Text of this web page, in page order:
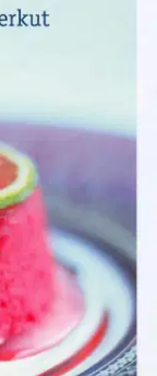
villinä kasvaneet
toivekirja -
ihanista
suussa sulavissa
kasvatuksesta,
Kirjassa
hedelmää
- lisäksi
niitä
vaiheittain kuvattua
leivonnaisiin